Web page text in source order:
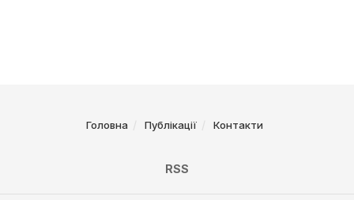
Головна Публікації Контакти
RSS